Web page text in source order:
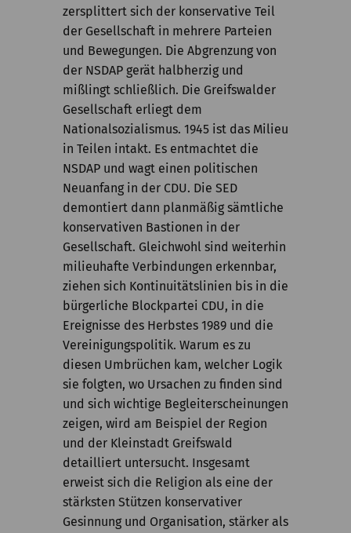
zersplittert sich der konservative Teil
der Gesellschaft in mehrere Parteien
und Bewegungen. Die Abgrenzung von
der NSDAP gerät halbherzig und
mißlingt schließlich. Die Greifswalder
Gesellschaft erliegt dem
Nationalsozialismus. 1945 ist das Milieu
in Teilen intakt. Es entmachtet die
NSDAP und wagt einen politischen
Neuanfang in der CDU. Die SED
demontiert dann planmäßig sämtliche
konservativen Bastionen in der
Gesellschaft. Gleichwohl sind weiterhin
milieuhafte Verbindungen erkennbar,
ziehen sich Kontinuitätslinien bis in die
bürgerliche Blockpartei CDU, in die
Ereignisse des Herbstes 1989 und die
Vereinigungspolitik. Warum es zu
diesen Umbrüchen kam, welcher Logik
sie folgten, wo Ursachen zu finden sind
und sich wichtige Begleiterscheinungen
zeigen, wird am Beispiel der Region
und der Kleinstadt Greifswald
detailliert untersucht. Insgesamt
erweist sich die Religion als eine der
stärksten Stützen konservativer
Gesinnung und Organisation, stärker als